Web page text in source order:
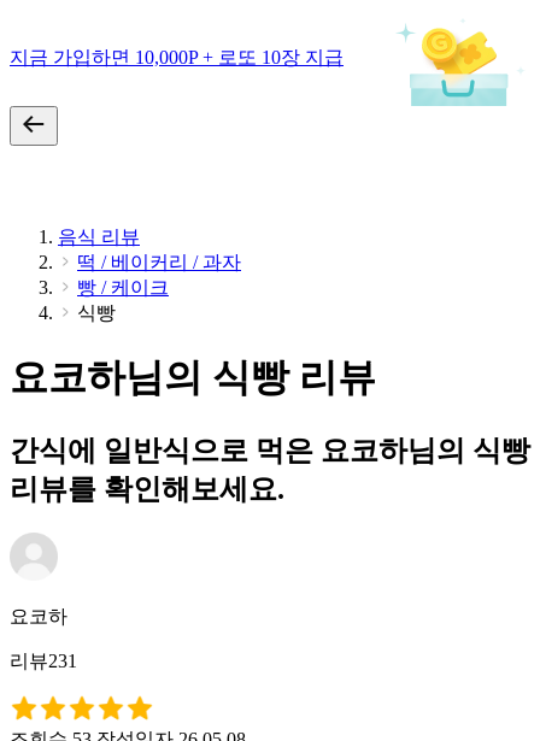
지금 가입하면 10,000P + 로또 10장 지급
음식 리뷰
떡 / 베이커리 / 과자
빵 / 케이크
식빵
요코하님의 식빵 리뷰
간식에 일반식으로 먹은 요코하님의 식빵
리뷰를 확인해보세요.
요코하
리뷰231